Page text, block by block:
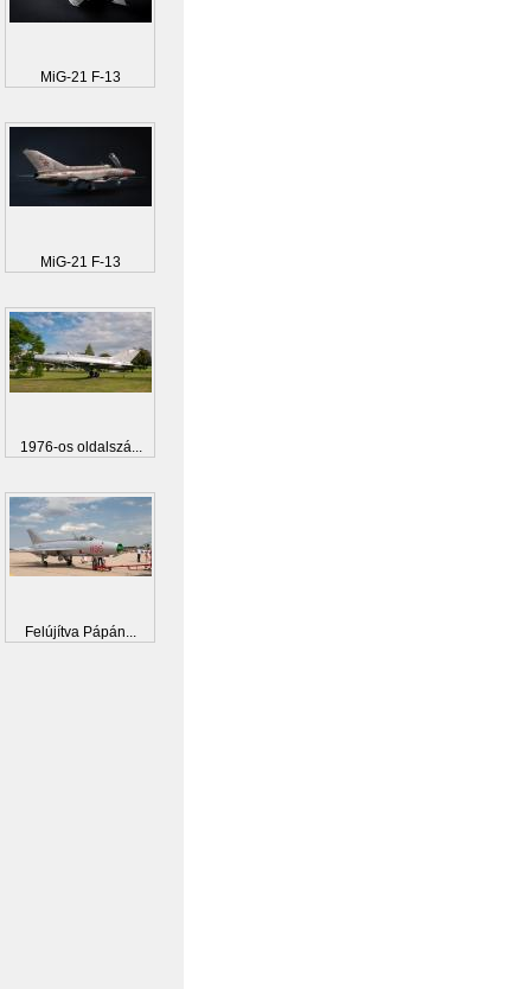
MiG-21 F-13
MiG-21 F-13
1976-os oldalszá...
Felújítva Pápán...